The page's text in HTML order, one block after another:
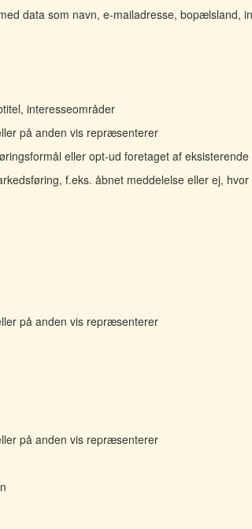
data som navn, e-mailadresse, bopælsland,
interesseområder
på anden vis repræsenterer
eller opt-ud foretaget af eksisterende
f.eks. åbnet meddelelse eller ej,
på anden vis repræsenterer
på anden vis repræsenterer